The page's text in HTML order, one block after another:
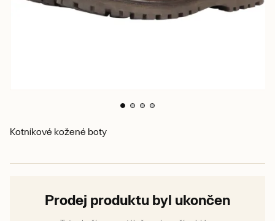
Kotníkové kožené boty
Prodej produktu byl ukončen